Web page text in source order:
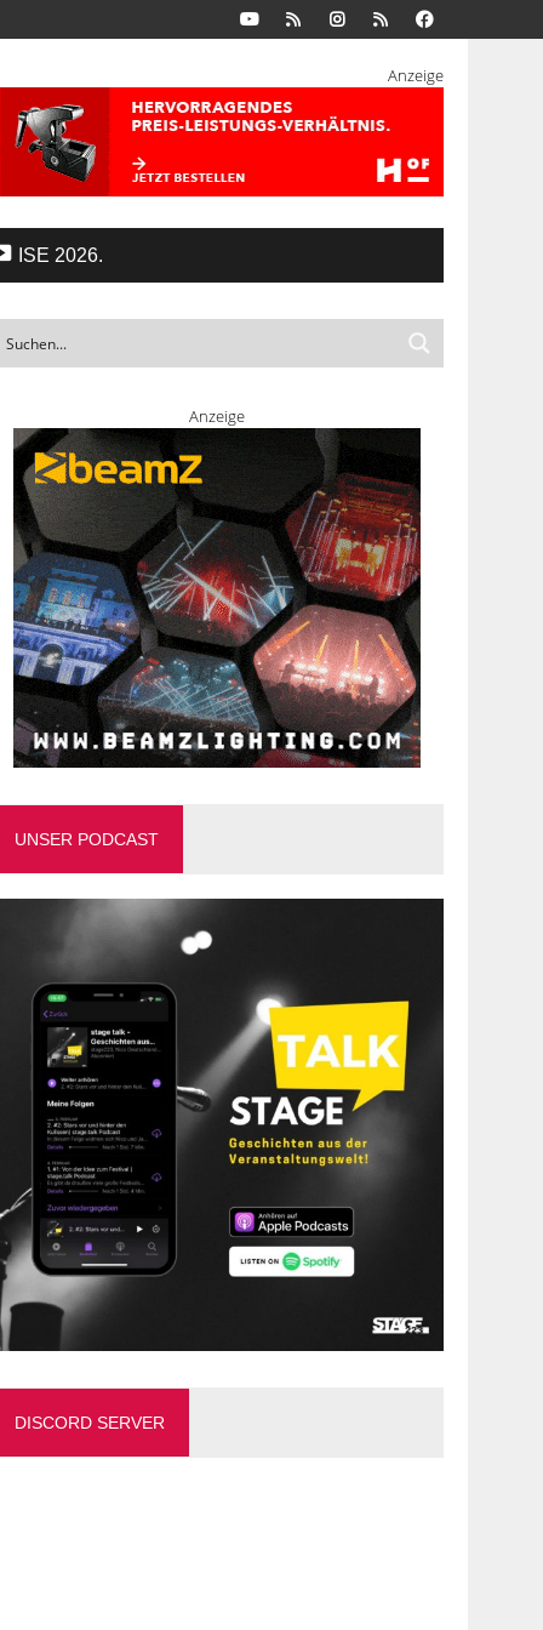
Anzeige
ISE 2026.
Anzeige
UNSER PODCAST
DISCORD SERVER